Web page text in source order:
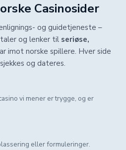
Casinosider
og guidetjeneste –
og lenker til seriøse,
imot norske spillere. Hver side
og dateres.
vi mener er trygge, og er
eller formuleringer.